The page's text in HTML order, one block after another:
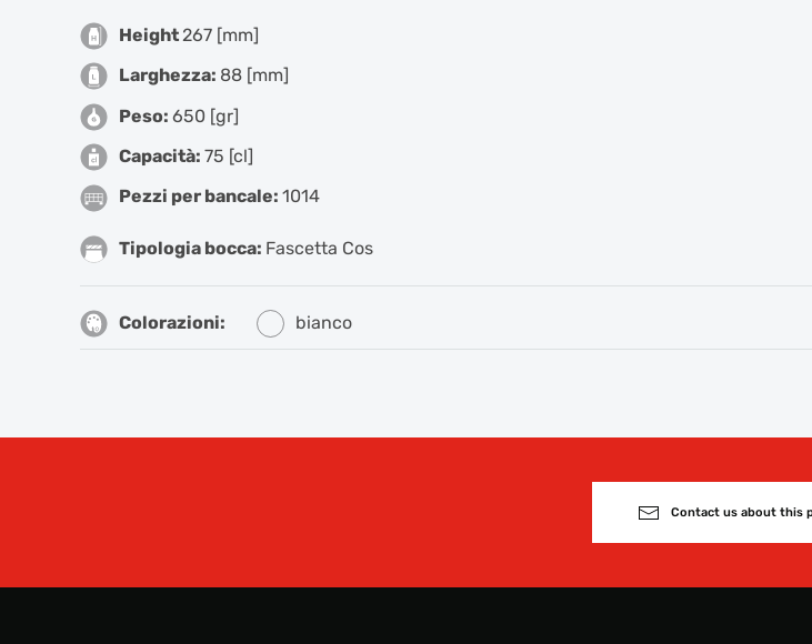
Height267 [mm]
Larghezza: 88 [mm]
Peso: 650 [gr]
Capacità: 75 [cl]
Pezzi per bancale: 1014
Tipologia bocca: Fascetta Cos
Colorazioni: bianco
Contact us about this